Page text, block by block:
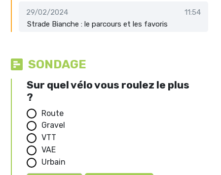
29/02/2024
11:54
Strade Bianche : le parcours et les favoris
SONDAGE
Sur quel vélo vous roulez le plus
?
Route
Gravel
VTT
VAE
Urbain